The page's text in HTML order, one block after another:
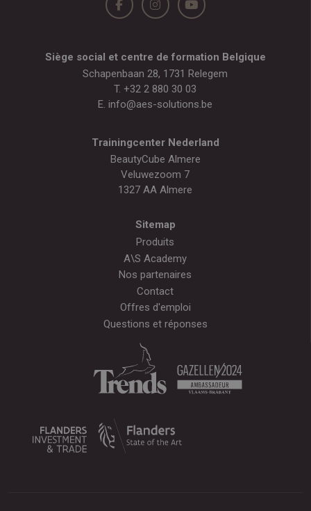
Siège social et centre de formation Belgique
Schapenbaan 28, 1731 Relegem
T. +32 2 880 30 03
E. info@aes-solutions.be
Trainingcenter Nederland
BeautyCube Almere
Veluwezoom 7
1327 AA Almere
Sitemap
Produits
A\S Academy
Nos partenaires
Contact
Offres d'emploi
Questions et réponses